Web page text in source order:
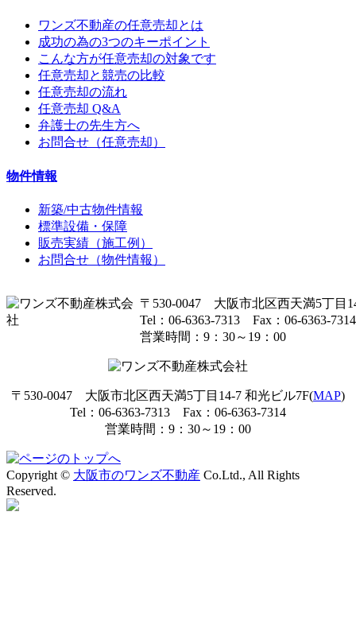
ワンズ不動産の任意売却とは
成功の為の3つのキーポイント
こんな方が任意売却の対象です
任意売却と競売の比較
任意売却の流れ
任意売却 Q&A
弁護士の先生方へ
お問合せ（任意売却）
物件情報
新築/中古物件情報
標準設備・保障
販売実績（施工例）
お問合せ（物件情報）
〒530-0047 大阪市北区西天満5丁目
Tel：06-6363-7313 Fax：06-6363-7314
営業時間：9：30～19：00
〒530-0047 大阪市北区西天満5丁目14-7 和光ビル7F(MAP)
Tel：06-6363-7313 Fax：06-6363-7314
営業時間：9：30～19：00
Copyright © 大阪市のワンズ不動産 Co.Ltd., All Rights
Reserved.